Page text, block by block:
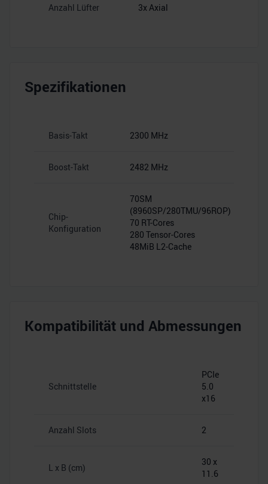
Anzahl Lüfter 3x Axial
Spezifikationen
Basis-Takt 2300 MHz
Boost-Takt 2482 MHz
Chip-
Konfiguration
70SM
(8960SP/280TMU/96ROP)
70 RT-Cores
280 Tensor-Cores
48MiB L2-Cache
Kompatibilität und Abmessungen
Schnittstelle
PCIe
5.0
x16
Anzahl Slots 2
L x B (cm)
30 x
11.6